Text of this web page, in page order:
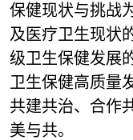
保健现状与挑战
及医疗卫生现状
级卫生保健发展
卫生保健高质量
共建共治、合作
美与共。